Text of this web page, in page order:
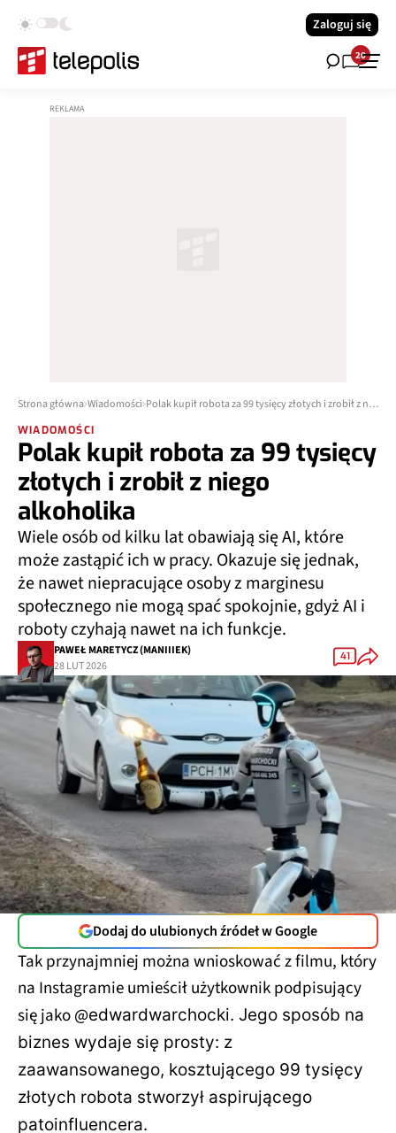
Zaloguj się
20
Strona główna Wiadomości
WIADOMOŚCI
Polak kupił robota za 99 tysięcy
złotych i zrobił z niego
alkoholika
Wiele osób od kilku lat obawiają się AI, które
może zastąpić ich w pracy. Okazuje się jednak,
że nawet niepracujące osoby z marginesu
społecznego nie mogą spać spokojnie, gdyż AI i
roboty czyhają nawet na ich funkcje.
PAWEŁ MARETYCZ (MANIIIEK)
28 LUT 2026
41
Dodaj do ulubionych źródeł w Google
Tak przynajmniej można wnioskować z filmu, który
na Instagramie umieścił użytkownik podpisujący
się jako @edwardwarchocki. Jego sposób na
biznes wydaje się prosty: z
zaawansowanego, kosztującego 99 tysięcy
złotych robota stworzył aspirującego
patoinfluencera.